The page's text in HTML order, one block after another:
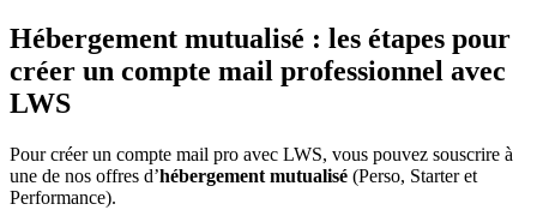
Hébergement mutualisé : les étapes pour
créer un compte mail professionnel avec
LWS
Pour créer un compte mail pro avec LWS, vous pouvez souscrire à
une de nos offres d’hébergement mutualisé (Perso, Starter et
Performance).